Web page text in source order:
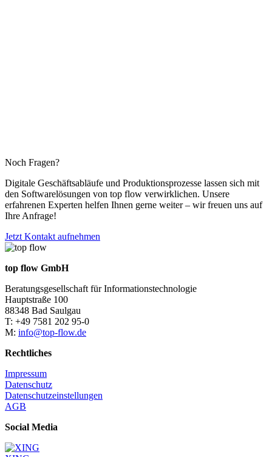
Noch Fragen?
Digitale Geschäftsabläufe und Produktionsprozesse lassen sich mit
den Softwarelösungen von top flow verwirklichen. Unsere
erfahrenen Experten helfen Ihnen gerne weiter – wir freuen uns auf
Ihre Anfrage!
Jetzt Kontakt aufnehmen
top flow GmbH
Beratungsgesellschaft für Informationstechnologie
Hauptstraße 100
88348 Bad Saulgau
T: +49 7581 202 95-0
M: info@top-flow.de
Rechtliches
Impressum
Datenschutz
Datenschutzeinstellungen
AGB
Social Media